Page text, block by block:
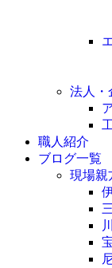
法人・
職人紹介
ブログ一覧
現場親